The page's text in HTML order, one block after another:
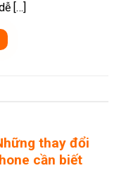
[…]
thay đổi
cần biết